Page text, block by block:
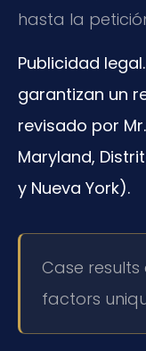
hasta la
Publicidad
garantizan un
revisado por
Maryland,
y Nueva York).
Case
factors